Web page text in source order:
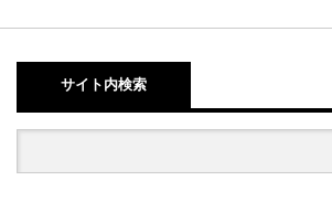
サイト内検索